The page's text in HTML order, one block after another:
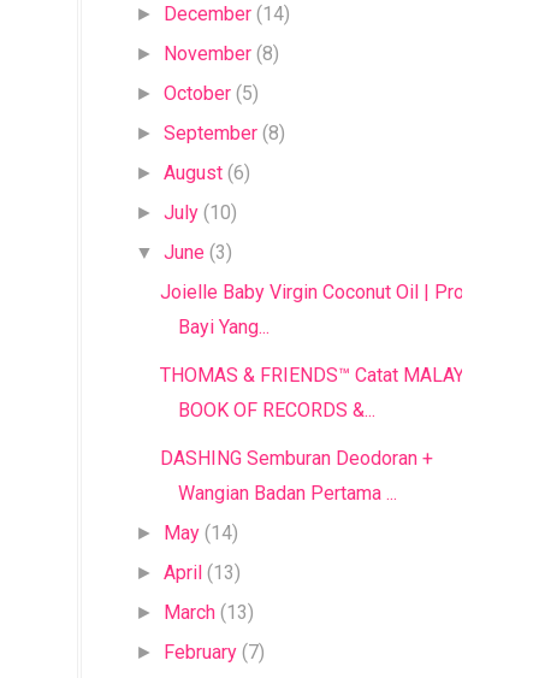
► December (14)
► November (8)
►October (5)
►September (8)
►August (6)
►July (10)
▼ June (3)
Joielle Baby Virgin Coconut Oil | Produk
Bayi Yang...
THOMAS & FRIENDS™ Catat MALAYSIA
BOOK OF RECORDS &...
DASHING Semburan Deodoran +
Wangian Badan Pertama ...
► May (14)
►April (13)
► March (13)
► February (7)